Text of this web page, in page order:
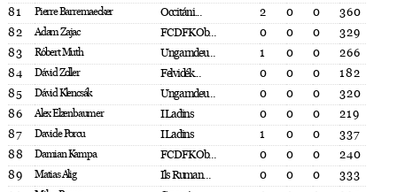
81
Pierre Barremaecker Occitáni... 2 0 0
360
82
Adam Zajac FC DFK Ob... 0 0 0
329
83
Róbert Muth Ungarndeu... 1 0 0
266
84
Dávid Zoller Felvidék... 0 0 0
182
85
Dávid Klencsák Ungarndeu... 0 0 0
320
86
Alex Elzenbaumer I Ladins 0 0 0
219
87
Davide Porcu I Ladins 1 0 0
337
88
Damian Kampa FC DFK Ob... 0 0 0
240
89
Matias Alig Ils Ruman... 0 0 0
333